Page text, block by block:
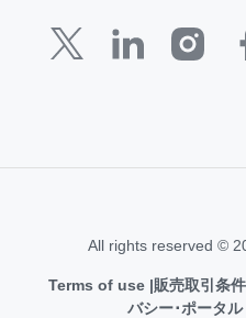
All rights reserved ©
Terms of use 販売取引条件
バシー･ポータル